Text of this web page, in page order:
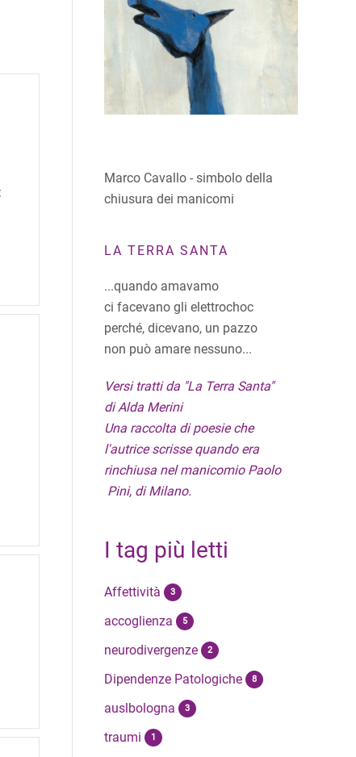
Marco Cavallo - simbolo della
chiusura dei manicomi
LA TERRA SANTA
...quando amavamo
ci facevano gli elettrochoc
perché, dicevano, un pazzo
non può amare nessuno...
Versi tratti da "La Terra Santa"
di Alda Merini
Una raccolta di poesie che
l'autrice scrisse quando era
rinchiusa nel manicomio Paolo
Pini, di Milano.
I tag più letti
Affettività 3
accoglienza 5
neurodivergenze 2
Dipendenze Patologiche 8
auslbologna 3
traumi 1